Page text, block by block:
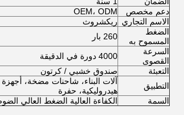
دعم مخصص
OEM، ODM
الاسم التجاري ريكشروث
الضغط
المسموح به
260 بار
السرعة
القصوى
4000 دورة في الدقيقة
التعبئة
صندوق خشبي / كرتون
التطبيق
آلات البناء، شاحنات مضخة، أجهزة
هيدروليكية، حفرة
السمة
الكفاءة العالية الضغط العالي